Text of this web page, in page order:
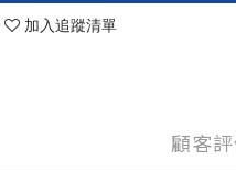
加入追蹤清單
顧客